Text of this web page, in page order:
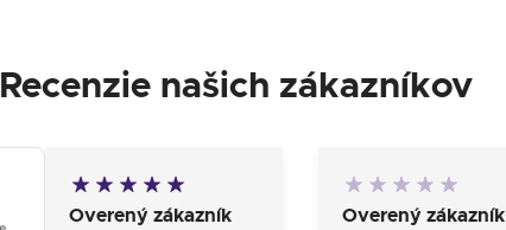
Recenzie našich zákazníkov
Overený zákazník Overený zákazník